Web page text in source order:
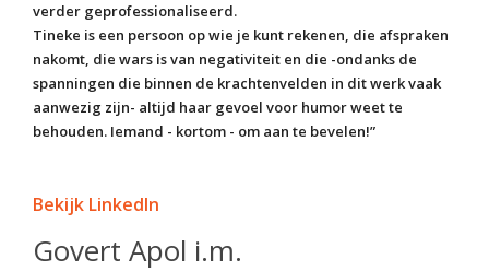
verder geprofessionaliseerd.
Tineke is een persoon op wie je kunt rekenen, die afspraken
nakomt, die wars is van negativiteit en die -ondanks de
spanningen die binnen de krachtenvelden in dit werk vaak
aanwezig zijn- altijd haar gevoel voor humor weet te
behouden. Iemand - kortom - om aan te bevelen!”
Bekijk LinkedIn
Govert Apol i.m.